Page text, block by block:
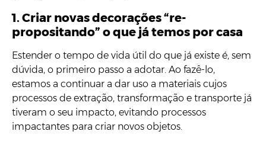
1. Criar novas decorações “re-
propositando” o que já temos por casa
Estender o tempo de vida útil do que já existe é, sem
dúvida, o primeiro passo a adotar. Ao fazê-lo,
estamos a continuar a dar uso a materiais cujos
processos de extração, transformação e transporte já
tiveram o seu impacto, evitando processos
impactantes para criar novos objetos.